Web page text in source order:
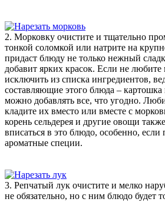
2. Морковку очистите и тщательно
тонкой соломкой или натрите на
придаст блюду не только нежный
добавит ярких красок. Если не любите
исключить из списка ингредиентов,
составляющие этого блюда –
можно добавлять все, что угодно.
кладите их вместо или вместе с
корень сельдерея и другие овощи
вписаться в это блюдо, особенно, если
ароматные специи.
3. Репчатый лук очистите и мелко
не обязательно, но с ним блюдо будет